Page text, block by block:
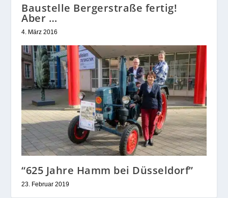
Baustelle Bergerstraße fertig!
Aber …
4. März 2016
“625 Jahre Hamm bei Düsseldorf”
23. Februar 2019